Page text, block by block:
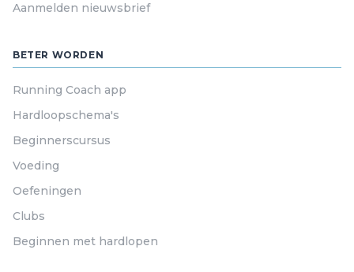
Aanmelden nieuwsbrief
BETER WORDEN
Running Coach app
Hardloopschema's
Beginnerscursus
Voeding
Oefeningen
Clubs
Beginnen met hardlopen